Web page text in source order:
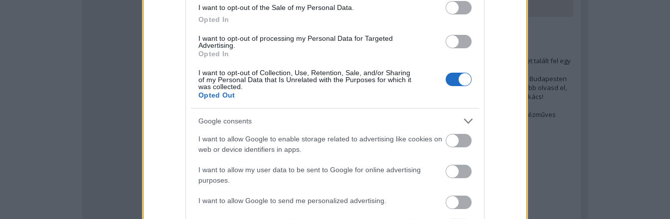
I want to opt-out of the Sale of my Personal Data.
Opted In
I want to opt-out of processing my Personal Data for Targeted
Advertising.
Opted In
I want to opt-out of Collection, Use, Retention, Sale, and/or Sharing
of my Personal Data that Is Unrelated with the Purposes for which it
was collected.
Opted Out
Google consents
I want to allow Google to enable storage related to advertising like cookies on
web or device identifiers in apps.
I want to allow my user data to be sent to Google for online advertising
purposes.
I want to allow Google to send me personalized advertising.
TOP5
Annyira menő Budapest-térképet talált fel egy
A 10 legjobb (elérhető árú) ebéd Budapesten
Szakács akarsz lenni? Akkor előbb olvasd el,
mit gondol erről egy magyar szakács!
Budapest rejtett kincsei: orosz kézműves
afrikai konyha
ázsiai konyha
baszk konyha